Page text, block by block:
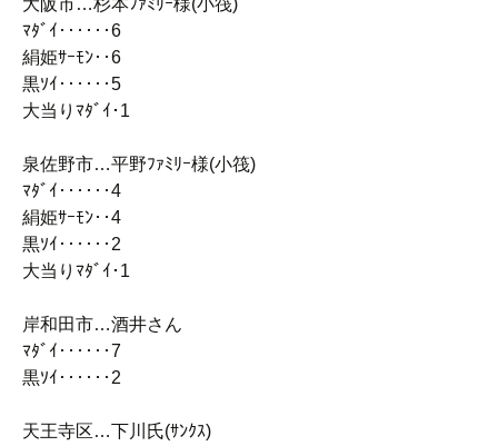
ﾏﾀﾞｲ‥‥‥6
絹姫ｻｰﾓﾝ‥6
黒ｿｲ‥‥‥5
大当りﾏﾀﾞｲ･1
泉佐野市…平野ﾌｧﾐﾘｰ様(小筏)
ﾏﾀﾞｲ‥‥‥4
絹姫ｻｰﾓﾝ‥4
黒ｿｲ‥‥‥2
大当りﾏﾀﾞｲ･1
岸和田市…酒井さん
ﾏﾀﾞｲ‥‥‥7
黒ｿｲ‥‥‥2
天王寺区…下川氏(ｻﾝｸｽ)